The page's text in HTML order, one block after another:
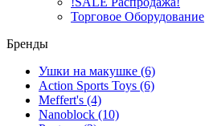
Торговое Оборудование
Бренды
Ушки на макушке (6)
Action Sports Toys (6)
Meffert's (4)
Nanoblock (10)